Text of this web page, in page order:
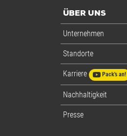
Ausstattung
Transport
Anwendung
ÜBER UNS
Unternehmen
Standorte
Karriere Pack's an!
Nachhaltigkeit
Presse